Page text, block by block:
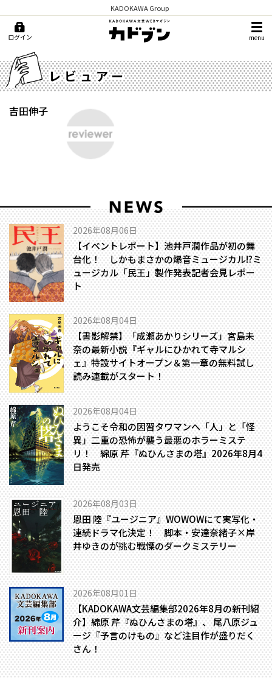
KADOKAWA Group
ログイン menu
レビュアー
吉田伸子
2026年08月06日
【イベントレポート】池井戸潤作品が初の舞
台化！ しかもまさかの爆音ミュージカル!?――ミ
ュージカル「民王」製作発表記者会見レポー
ト
2026年08月04日
【書影解禁】「成瀬あかりシリーズ」宮島未
奈の最新小説『ギャルにひかれて寺マルシ
ェ』特設サイトオープン＆第一章の無料試し
読み連載がスタート！
2026年08月04日
ようこそ令和の因習タワマンへ――「人」と「怪
異」二重の恐怖が襲う最悪のホラーミステ
リ！ 綿原 芹『ぬひんさまの塔』2026年8月4
日発売
2026年08月03日
恩田 陸『ユージニア』WOWOWにて実写化・
連続ドラマ化決定！ 脚本・安達奈緒子×岸
井ゆきのが挑む戦慄のダークミステリー
2026年08月01日
【KADOKAWA文芸編集部2026年8月の新刊紹
介】綿原 芹『ぬひんさまの塔』、 尾八原ジュ
ージ『予言のけもの』など注目作が盛りだく
さん！